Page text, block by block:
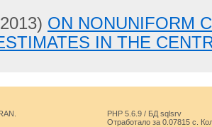
ON NONUNIFORM
IN THE
PHP 5.6.9 / БД sqlsrv
Отработало за 0.07815 с.